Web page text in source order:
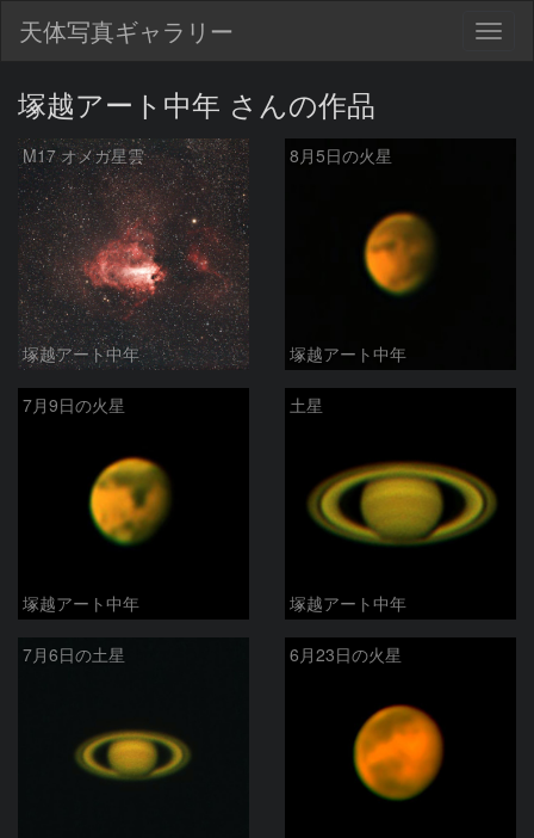
天体写真ギャラリー
塚越アート中年 さんの作品
M17 オメガ星雲
塚越アート中年
8月5日の火星
塚越アート中年
7月9日の火星
塚越アート中年
土星
塚越アート中年
7月6日の土星 6月23日の火星